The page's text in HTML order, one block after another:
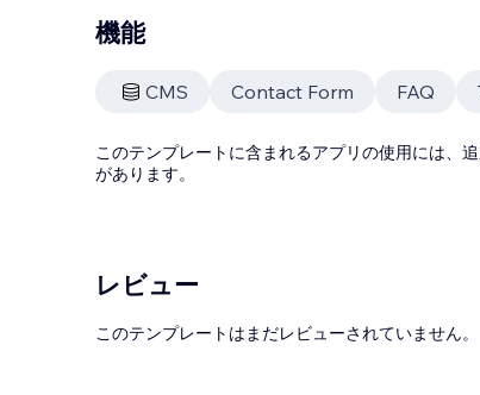
機能
CMS Contact Form FAQ
このテンプレートに含まれるアプリの使用には、
があります。
レビュー
このテンプレートはまだレビューされていません。